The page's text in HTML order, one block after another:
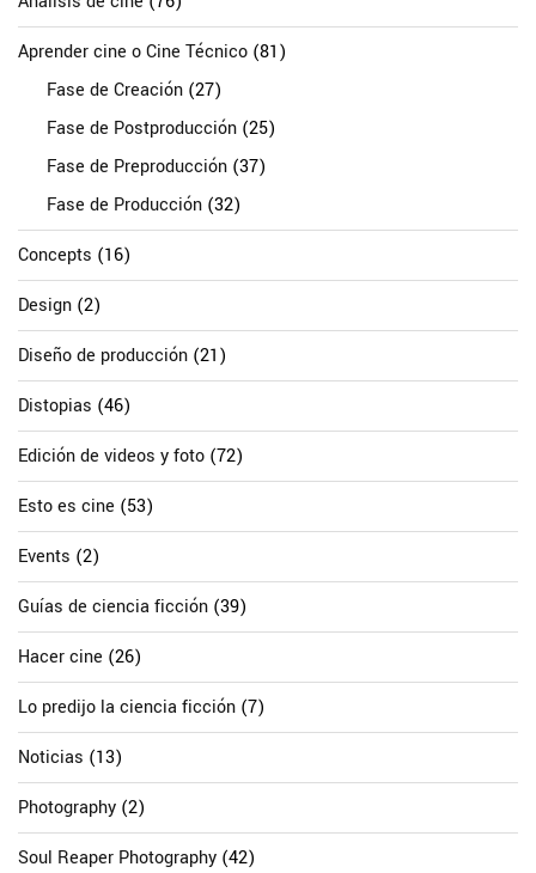
Aprender cine o Cine Técnico (81)
Fase de Creación (27)
Fase de Postproducción (25)
Fase de Preproducción (37)
Fase de Producción (32)
Concepts (16)
Design (2)
Diseño de producción (21)
Distopias (46)
Edición de videos y foto (72)
Esto es cine (53)
Events (2)
Guías de ciencia ficción (39)
Hacer cine (26)
Lo predijo la ciencia ficción (7)
Noticias (13)
Photography (2)
Soul Reaper Photography (42)